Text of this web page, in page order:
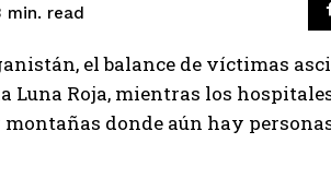
min. read
el balance de víctimas
Luna Roja, mientras los
donde aún hay